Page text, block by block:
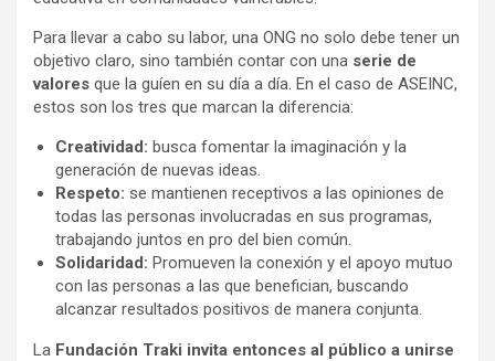
Para llevar a cabo su labor, una ONG no solo debe tener un
objetivo claro, sino también contar con una serie de
valores que la guíen en su día a día. En el caso de ASEINC,
estos son los tres que marcan la diferencia:
Creatividad: busca fomentar la imaginación y la
generación de nuevas ideas.
Respeto: se mantienen receptivos a las opiniones de
todas las personas involucradas en sus programas,
trabajando juntos en pro del bien común.
Solidaridad: Promueven la conexión y el apoyo mutuo
con las personas a las que benefician, buscando
alcanzar resultados positivos de manera conjunta.
La Fundación Traki invita entonces al público a unirse